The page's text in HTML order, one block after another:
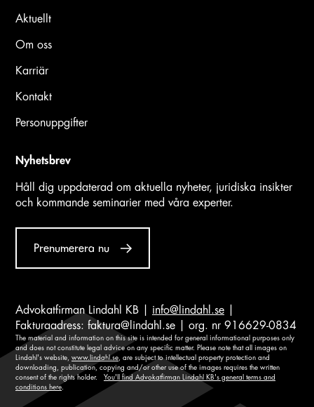
Aktuellt
Om oss
Karriär
Kontakt
Personuppgifter
Nyhetsbrev
Håll dig uppdaterad om aktuella nyheter, juridiska insikter
och kommande seminarier med våra experter.
Prenumerera nu
Advokatfirman Lindahl KB | info@lindahl.se
Fakturaadress: faktura@lindahl.se | org. nr 916629-0834
The material and information on this site is intended for general informational purposes only
and does not constitute legal advice on any specific matter. Please note that all images on
Lindahl's website, www.lindahl.se, are subject to intellectual property protection and
downloading, publication, copying and/or other use of the images requires the written
consent of the rights holder. You'll find Advokatfirman Lindahl KB's general terms and
conditions here.